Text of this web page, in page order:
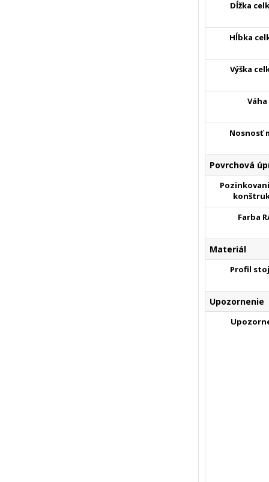
Dĺžka
Hĺbka
Výška
Váha
Nosnosť
Povrchová
Farba
Materiál
Profil
Upozornenie